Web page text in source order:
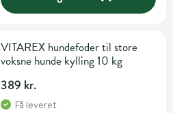
VITAREX hundefoder til store
voksne hunde kylling 10 kg
389 kr.
Få leveret